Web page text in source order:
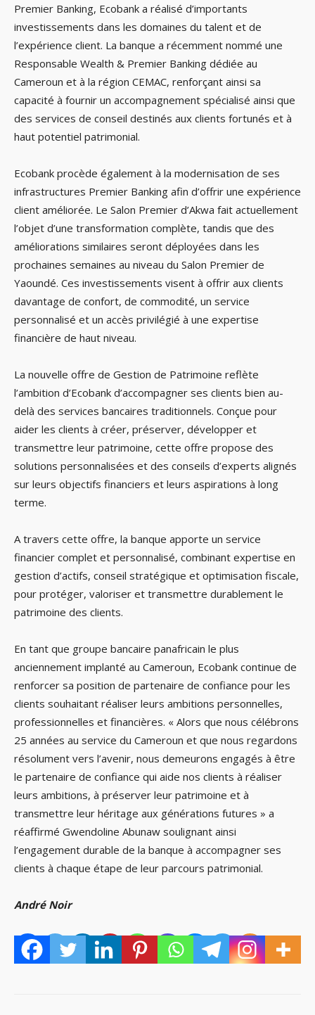
Premier Banking, Ecobank a réalisé d’importants
investissements dans les domaines du talent et de
l’expérience client. La banque a récemment nommé une
Responsable Wealth & Premier Banking dédiée au
Cameroun et à la région CEMAC, renforçant ainsi sa
capacité à fournir un accompagnement spécialisé ainsi que
des services de conseil destinés aux clients fortunés et à
haut potentiel patrimonial.
Ecobank procède également à la modernisation de ses
infrastructures Premier Banking afin d’offrir une expérience
client améliorée. Le Salon Premier d’Akwa fait actuellement
l’objet d’une transformation complète, tandis que des
améliorations similaires seront déployées dans les
prochaines semaines au niveau du Salon Premier de
Yaoundé. Ces investissements visent à offrir aux clients
davantage de confort, de commodité, un service
personnalisé et un accès privilégié à une expertise
financière de haut niveau.
La nouvelle offre de Gestion de Patrimoine reflète
l’ambition d’Ecobank d’accompagner ses clients bien au-
delà des services bancaires traditionnels. Conçue pour
aider les clients à créer, préserver, développer et
transmettre leur patrimoine, cette offre propose des
solutions personnalisées et des conseils d’experts alignés
sur leurs objectifs financiers et leurs aspirations à long
terme.
A travers cette offre, la banque apporte un service
financier complet et personnalisé, combinant expertise en
gestion d’actifs, conseil stratégique et optimisation fiscale,
pour protéger, valoriser et transmettre durablement le
patrimoine des clients.
En tant que groupe bancaire panafricain le plus
anciennement implanté au Cameroun, Ecobank continue de
renforcer sa position de partenaire de confiance pour les
clients souhaitant réaliser leurs ambitions personnelles,
professionnelles et financières. « Alors que nous célébrons
25 années au service du Cameroun et que nous regardons
résolument vers l’avenir, nous demeurons engagés à être
le partenaire de confiance qui aide nos clients à réaliser
leurs ambitions, à préserver leur patrimoine et à
transmettre leur héritage aux générations futures » a
réaffirmé Gwendoline Abunaw soulignant ainsi
l’engagement durable de la banque à accompagner ses
clients à chaque étape de leur parcours patrimonial.
André Noir